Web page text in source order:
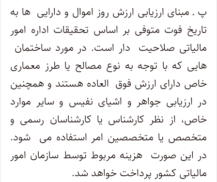
پ ـ مبنای ارزیابی ارزش روز اموال و دارایی ‎ ها به
تاریخ فوت متوفی بر اساس تحقیقات اداره امور
مالیاتی صلاحیت ‎ دار است. در مورد ساختمان ‌
هایی که با توجه به نوع مصالح یا طرز معماری
خاص دارای ارزش فوق ‎ العاده هستند و همچنین
در ارزیابی جواهر و اشیای نفیس و سایر موارد
خاص، از نظر کارشناس یا کارشناسان رسمی و
متخصص یا متخصصین امر استفاده می ‎ شود.
در این صورت هزینه مربوط توسط سازمان امور
مالیاتی کشور پرداخت خواهد شد.